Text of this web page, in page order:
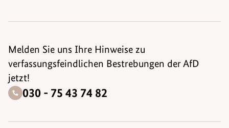
Melden Sie uns Ihre Hinweise zu
verfassungsfeindlichen Bestrebungen der AfD
jetzt!
030 - 75 43 74 82